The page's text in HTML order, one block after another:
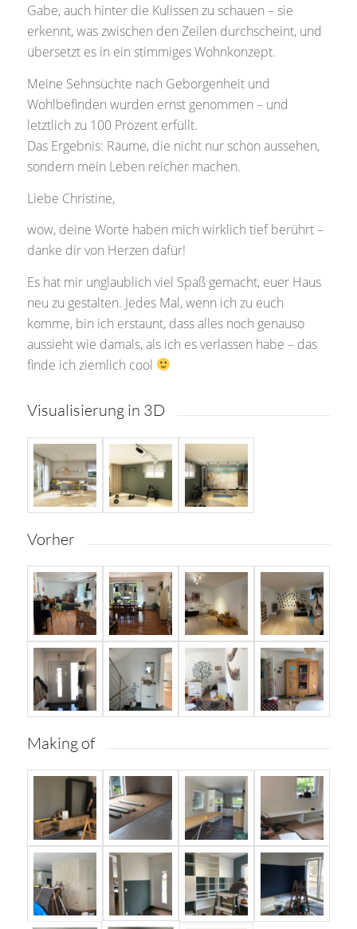
Gabe, auch hinter die Kulissen zu schauen – sie
erkennt, was zwischen den Zeilen durchscheint, und
übersetzt es in ein stimmiges Wohnkonzept.
Meine Sehnsüchte nach Geborgenheit und
Wohlbefinden wurden ernst genommen – und
letztlich zu 100 Prozent erfüllt.
Das Ergebnis: Räume, die nicht nur schön aussehen,
sondern mein Leben reicher machen.
Liebe Christine,
wow, deine Worte haben mich wirklich tief berührt –
danke dir von Herzen dafür!
Es hat mir unglaublich viel Spaß gemacht, euer Haus
neu zu gestalten. Jedes Mal, wenn ich zu euch
komme, bin ich erstaunt, dass alles noch genauso
aussieht wie damals, als ich es verlassen habe – das
finde ich ziemlich cool
Visualisierung in 3D
Vorher
Making of